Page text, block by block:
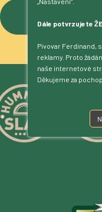
Dále potvrzujete ŽE
Pivovar Ferdinand,
reklamy. Proto
naše internetové
Děkujeme za